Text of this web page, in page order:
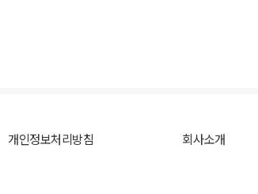
개인정보처리방침 회사소개